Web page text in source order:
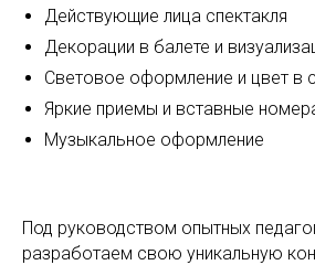
Действующие лица спектакля
Декорации в балете и
Световое оформление и цвет в
Яркие приемы и вставные
Музыкальное оформление
Под руководством опытных
разработаем свою уникальную